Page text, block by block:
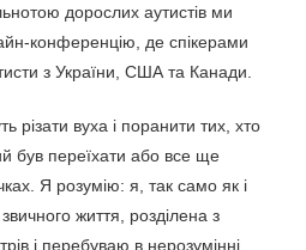
дорослих аутистів ми
конференцію, де спікерами
з України, США та Канади.
різати вуха і поранити тих, хто
був переїхати або все ще
Я розумію: я, так само як і
життя, розділена з
і перебуваю в нерозумінні